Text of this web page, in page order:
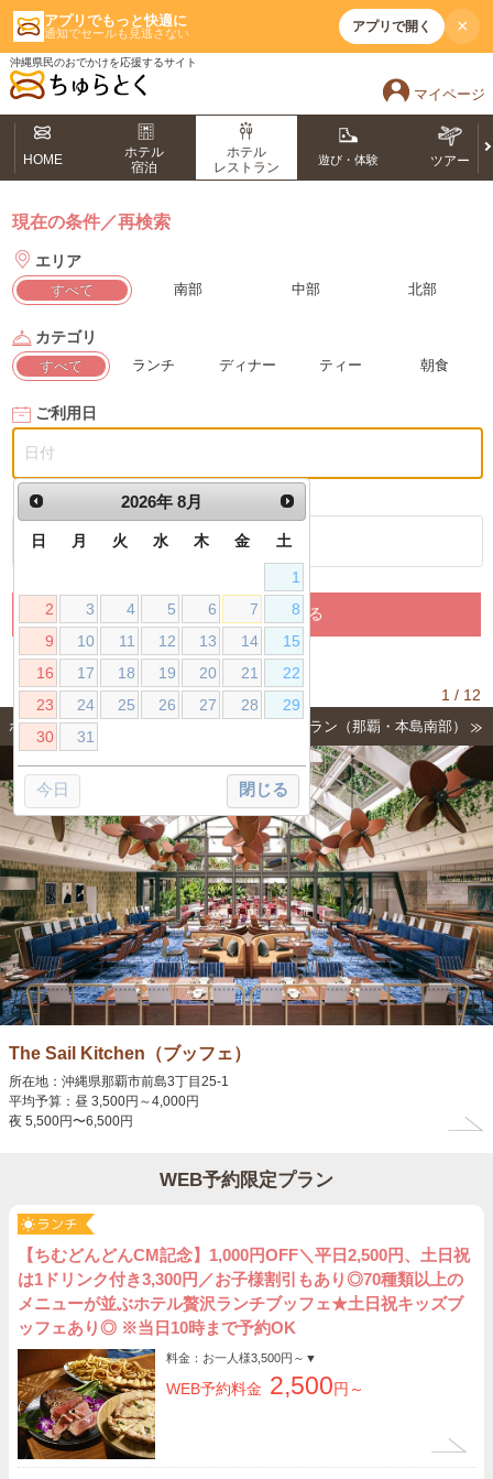
アプリでもっと快適に
通知でセールも見逃さない アプリで開く ×
沖縄県民のおでかけを応援するサイト
マイページ
HOME
ホテル
宿泊
ホテル
レストラン
遊び・体験 ツアー
現在の条件／再検索
エリア
すべて 南部 中部 北部
カテゴリ
すべて ランチ ディナー ティー 朝食
ご利用日
フリーワード
▼検索結果 120件 1 / 12
ホテル「サウスゲートホテル沖縄」内のレストラン（那覇・本島南部）
The Sail Kitchen（ブッフェ）
所在地：沖縄県那覇市前島3丁目25-1
平均予算：昼 3,500円～4,000円
夜 5,500円〜6,500円
WEB予約限定プラン
【ちむどんどんCM記念】1,000円OFF＼平日2,500円、土日祝
は1ドリンク付き3,300円／お子様割引もあり◎70種類以上の
メニューが並ぶホテル贅沢ランチブッフェ★土日祝キッズブ
ッフェあり◎ ※当日10時まで予約OK
料金：お一人様3,500円～ ▼
WEB予約料金 2,500円～
2026年8月
日 月 火 水 木 金 土
1
2
3 4 5 6 7
8
9
10 11 12 13 14
15
16
17 18 19 20 21
22
23
24 25 26 27 28
29
30
31
今日 閉じる